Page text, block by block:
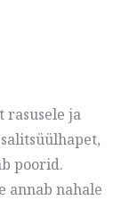
rasusele ja
poorid.
annab nahale